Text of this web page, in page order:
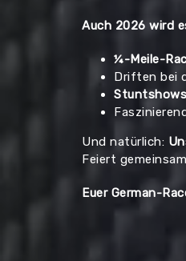
Auch 2026 wird
¼-Meile-
Driften bei
Stuntshows
Und natürlich:
Feiert
Euer German-